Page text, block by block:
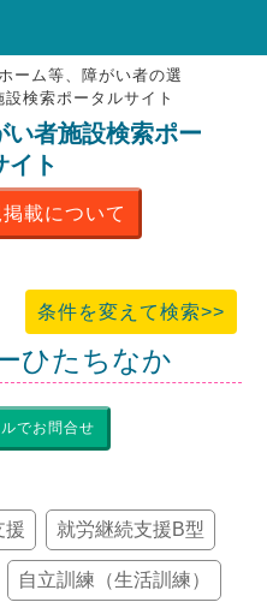
クマーク
MENU
質問
ーム等、障がい者の選
検索ポータルサイト
者施設検索ポー
イト
載について
条件を変えて検索>>
ひたちなか
ルでお問合せ
援 就労継続支援B型
自立訓練（生活訓練）